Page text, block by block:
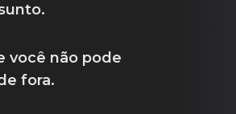
você não pode
fora.